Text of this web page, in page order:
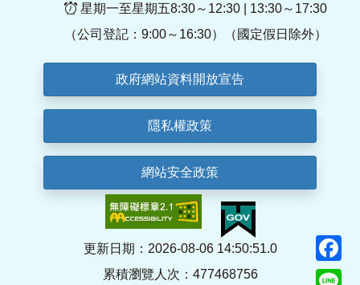
星期一至星期五8:30～12:30 | 13:30～17:30
（公司登記：9:00～16:30）（國定假日除外）
政府網站資料開放宣告
隱私權政策
網站安全政策
更新日期：2026-08-06 14:50:51.0
累積瀏覽人次：477468756